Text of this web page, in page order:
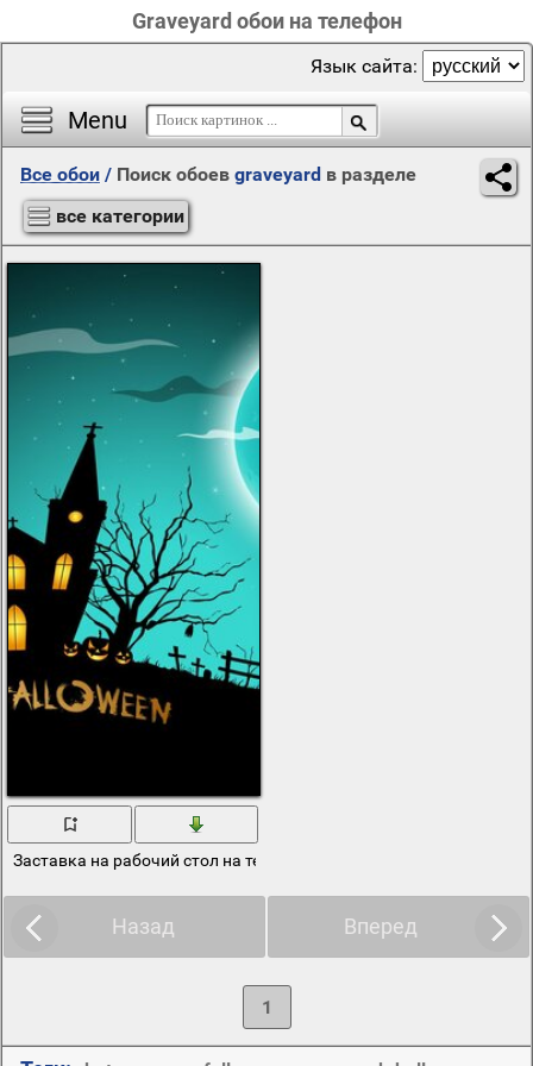
Graveyard обои на телефон
Menu
Язык сайта:
Все обои / Поиск обоев graveyard в разделе
все категории
Заставка на рабочий стол на тему Хеллоуина
Назад Вперед
1